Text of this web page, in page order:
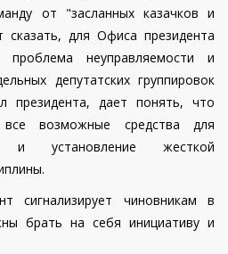
от "засланных казачков и
сказать, для Офиса президента
неуправляемости и
депутатских группировок
президента, дает понять, что
возможные средства для
и установление жесткой
сигнализирует чиновникам в
брать на себя инициативу и